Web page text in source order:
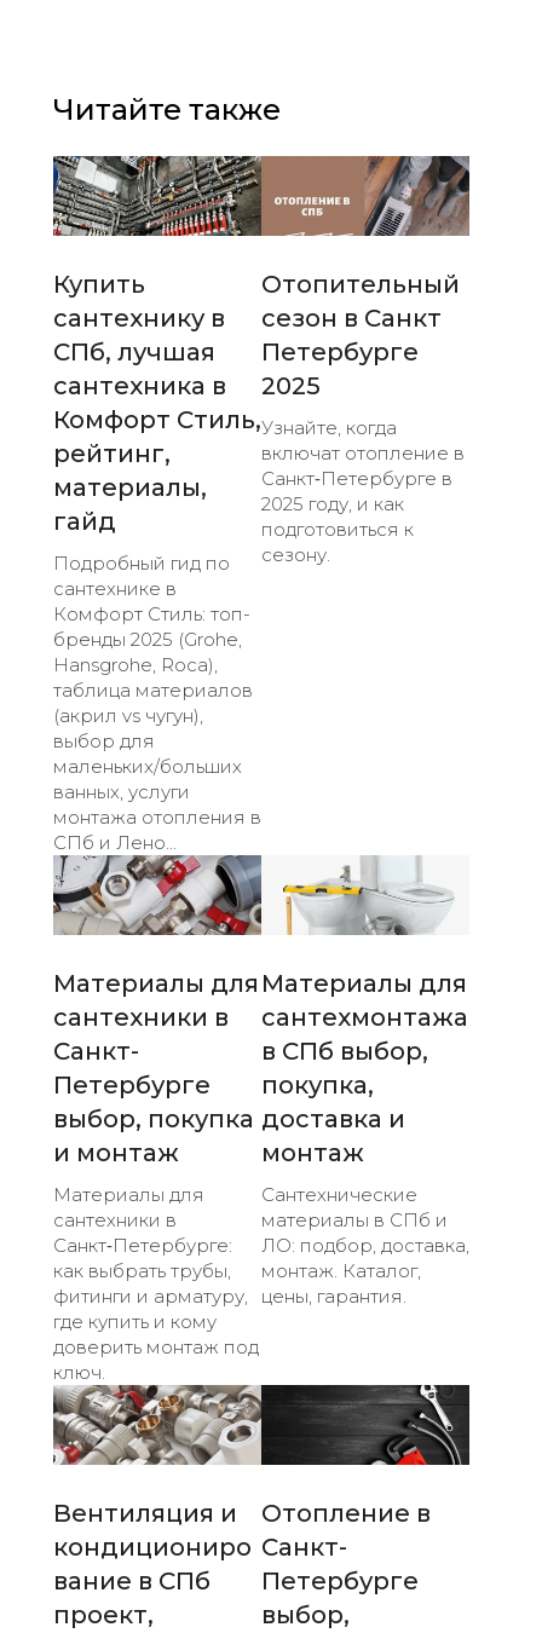
Читайте также
Купить
сантехнику в
СПб, лучшая
сантехника в
Комфорт Стиль,
рейтинг,
материалы,
гайд
Подробный гид по
сантехнике в
Комфорт Стиль: топ-
бренды 2025 (Grohe,
Hansgrohe, Roca),
таблица материалов
(акрил vs чугун),
выбор для
маленьких/больших
ванных, услуги
монтажа отопления в
СПб и Лено...
Отопительный
сезон в Санкт
Петербурге
2025
Узнайте, когда
включат отопление в
Санкт‑Петербурге в
2025 году, и как
подготовиться к
сезону.
Материалы для
сантехники в
Санкт-
Петербурге
выбор, покупка
и монтаж
Материалы для
сантехники в
Санкт‑Петербурге:
как выбрать трубы,
фитинги и арматуру,
где купить и кому
доверить монтаж под
ключ.
Материалы для
сантехмонтажа
в СПб выбор,
покупка,
доставка и
монтаж
Сантехнические
материалы в СПб и
ЛО: подбор, доставка,
монтаж. Каталог,
цены, гарантия.
Вентиляция и
кондициониро
вание в СПб
проект,
Отопление в
Санкт-
Петербурге
выбор,